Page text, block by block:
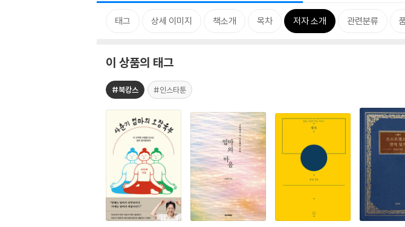
태그 상세 이미지 책소개 목차 저자 소개 관련분류
이 상품의 태그
#북캉스 #인스타툰